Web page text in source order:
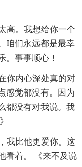
高。我想给你一个
咱们永远都是最幸
。事事顺心！
你内心深处真的对
感觉都没有。因为
都没有对我说。我
我比他更爱你。这
看着。 《来不及说